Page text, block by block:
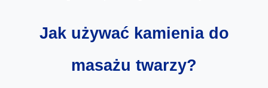
Jak używać kamienia do
masażu twarzy?